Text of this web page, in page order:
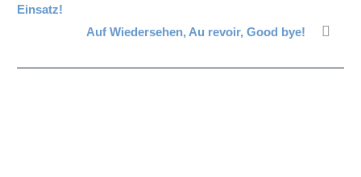
Einsatz!
Auf Wiedersehen, Au revoir, Good bye!